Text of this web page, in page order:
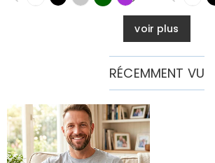
voir plus
RÉCEMMENT VU